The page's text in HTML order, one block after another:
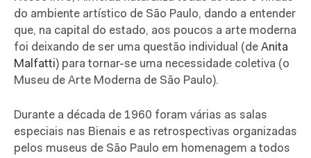
do ambiente artístico de São Paulo, dando a entender
que, na capital do estado, aos poucos a arte moderna
foi deixando de ser uma questão individual (de Anita
Malfatti) para tornar-se uma necessidade coletiva (o
Museu de Arte Moderna de São Paulo).
Durante a década de 1960 foram várias as salas
especiais nas Bienais e as retrospectivas organizadas
pelos museus de São Paulo em homenagem a todos